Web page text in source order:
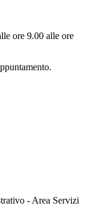
ore 9.00 alle ore